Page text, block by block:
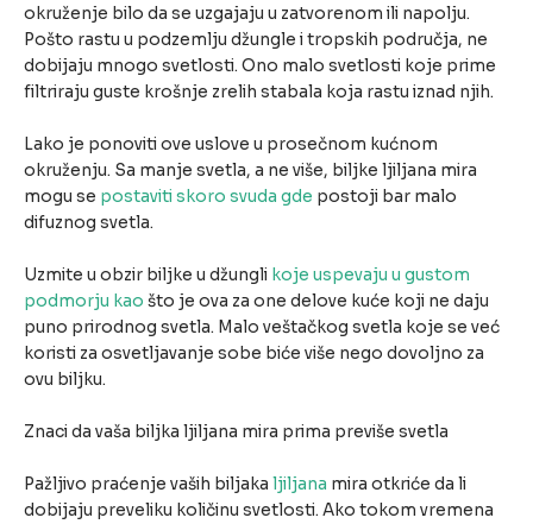
okruženje bilo da se uzgajaju u zatvorenom ili napolju.
Pošto rastu u podzemlju džungle i tropskih područja, ne
dobijaju mnogo svetlosti. Ono malo svetlosti koje prime
filtriraju guste krošnje zrelih stabala koja rastu iznad njih.
Lako je ponoviti ove uslove u prosečnom kućnom
okruženju. Sa manje svetla, a ne više, biljke ljiljana mira
mogu se postaviti skoro svuda gde postoji bar malo
difuznog svetla.
Uzmite u obzir biljke u džungli koje uspevaju u gustom
podmorju kao što je ova za one delove kuće koji ne daju
puno prirodnog svetla. Malo veštačkog svetla koje se već
koristi za osvetljavanje sobe biće više nego dovoljno za
ovu biljku.
Znaci da vaša biljka ljiljana mira prima previše svetla
Pažljivo praćenje vaših biljaka ljiljana mira otkriće da li
dobijaju preveliku količinu svetlosti. Ako tokom vremena